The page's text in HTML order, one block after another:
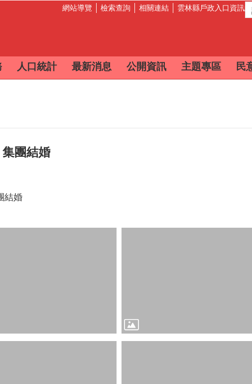
網站導覽 檢索查詢 相關連結 雲林縣戶政入口資訊網
人口統計 最新消息 公開資訊 主題專區 民
團結婚
結婚